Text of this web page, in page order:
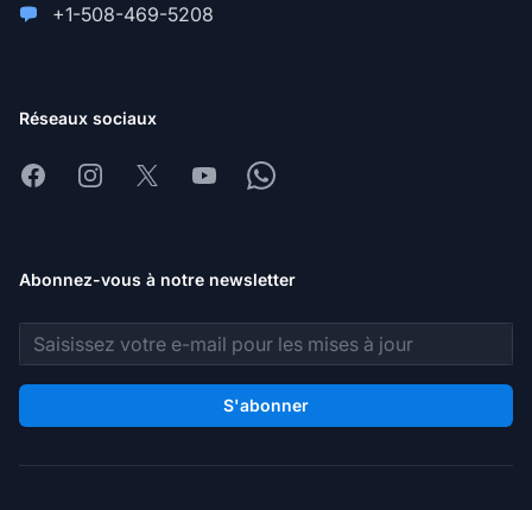
+1-508-469-5208
Réseaux sociaux
FacebookInstagram
X YoutubeWhatsapp
Abonnez-vous à notre newsletter
Adresse e-mail
S'abonner